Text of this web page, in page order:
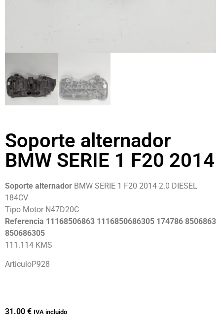
Soporte alternador
BMW SERIE 1 F20 2014
Soporte alternador BMW SERIE 1 F20 2014 2.0 DIESEL
184CV
Tipo Motor N47D20C
Referencia 11168506863 1116850686305 174786 8506863
850686305
111.114 KMS
ArticuloP928
31.00 € IVA incluido